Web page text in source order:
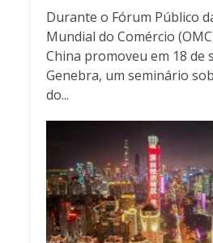
Durante o Fórum Público
Mundial do Comércio
China promoveu em 18 de
Genebra, um seminário
do...